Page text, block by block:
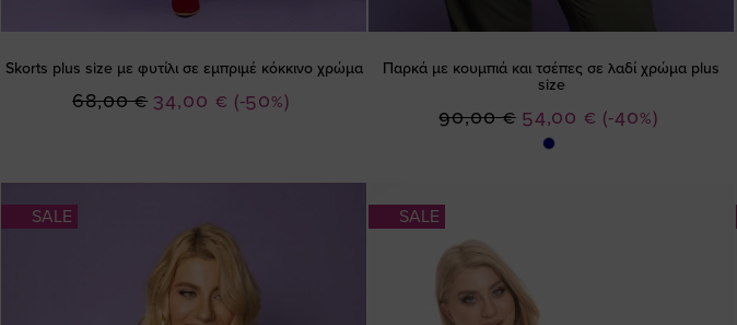
Skorts plus size με φυτίλι σε εμπριμέ κόκκινο χρώμα
(-50%)
Ειδική
34,00 €
68,00 €
Παρκά με κουμπιά και τσέπες σε λαδί χρώμα plus
size
(-40%)
Ειδική
Τιμή
54,00 €
90,00 €
SALE SALE